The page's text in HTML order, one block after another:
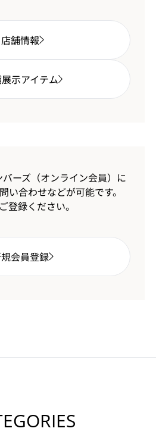
店舗情報
示アイテム
ーズ（オンライン会員）に
い合わせなどが可能です。
登録ください。
会員登録